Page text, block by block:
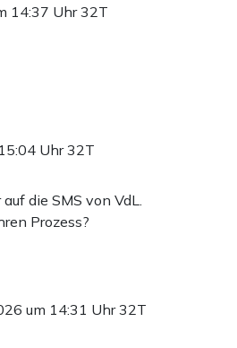
14:37 Uhr32T
Uhr32T
die SMS von VdL.
Prozess?
um 14:31 Uhr32T